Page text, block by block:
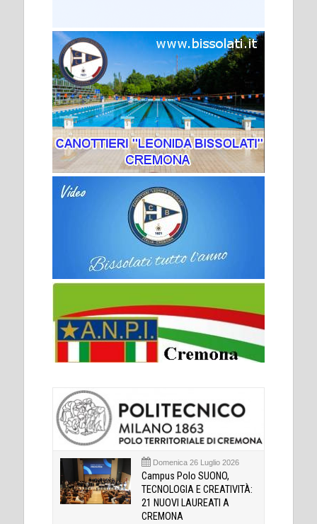
Domenica 26 Luglio 2026
Campus Polo SUONO,
TECNOLOGIA E CREATIVITÀ:
21 NUOVI LAUREATI A
CREMONA